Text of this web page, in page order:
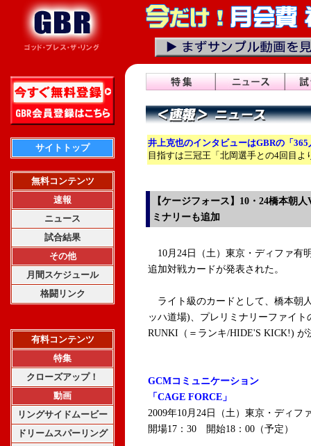
サイトトップ
無料コンテンツ
速報
ニュース
試合結果
その他
月間スケジュール
格闘リンク
有料コンテンツ
特集
クローズアップ！
動画
リングサイドムービー
ドリームスパーリング
井上克也のインタビューはGBRの「
目指すは三冠王「北岡選手との4回目
【ケージフォース】10・24橋本朝
ミナリーも追加
10月24日（土）東京・ディファ有
追加対戦カードが発表された。
ライト級のカードとして、橋本朝
ッハ道場)、 プレリミナリーファイト
RUNKI（＝ランキ/HIDE'S KICK!) が
GCMコミュニケーション
「CAGE FORCE」
2009年10月24日（土）東京・ディフ
開場17：30 開始18：00（予定）